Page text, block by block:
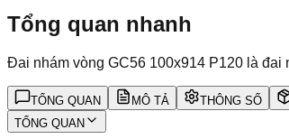
Tổng quan nhanh
Đai nhám vòng GC56 100x914 P120 là đai
TỔNG QUAN MÔ TẢ THÔNG SỐ
TỔNG QUAN